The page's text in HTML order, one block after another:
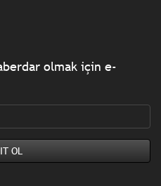
olmak için e-